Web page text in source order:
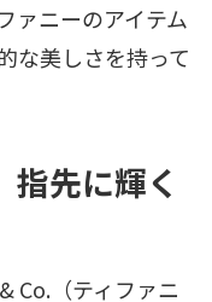
ァニーのアイテム
な美しさを持って
先に輝く
Co.（ティファニ